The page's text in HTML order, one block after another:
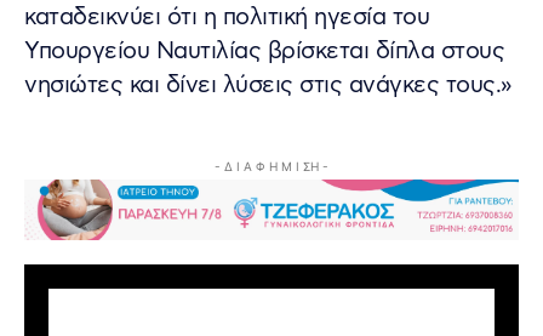
καταδεικνύει ότι η πολιτική ηγεσία του
Υπουργείου Ναυτιλίας βρίσκεται δίπλα στους
νησιώτες και δίνει λύσεις στις ανάγκες τους.»
- Δ Ι Α Φ Η Μ Ι ΣΗ -